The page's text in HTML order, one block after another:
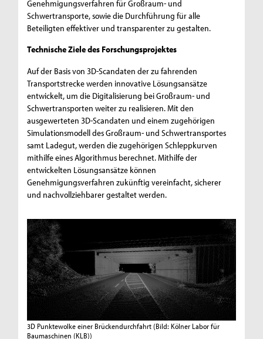
Genehmigungsverfahren für Großraum- und
Schwertransporte, sowie die Durchführung für alle
Beteiligten effektiver und transparenter zu gestalten.
Technische Ziele des Forschungsprojektes
Auf der Basis von 3D-Scandaten der zu fahrenden
Transportstrecke werden innovative Lösungsansätze
entwickelt, um die Digitalisierung bei Großraum- und
Schwertransporten weiter zu realisieren. Mit den
ausgewerteten 3D-Scandaten und einem zugehörigen
Simulationsmodell des Großraum- und Schwertransportes
samt Ladegut, werden die zugehörigen Schleppkurven
mithilfe eines Algorithmus berechnet. Mithilfe der
entwickelten Lösungsansätze können
Genehmigungsverfahren zukünftig vereinfacht, sicherer
und nachvollziehbarer gestaltet werden.
3D Punktewolke einer Brückendurchfahrt (Bild: Kölner Labor für
Baumaschinen (KLB))